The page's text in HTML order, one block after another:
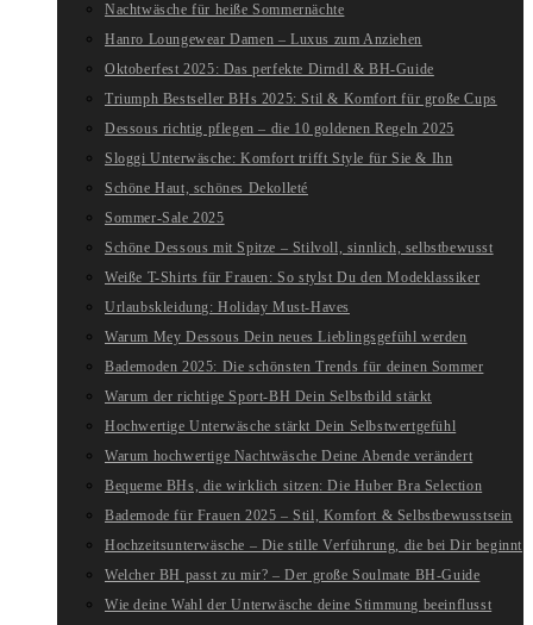
Nachtwäsche für heiße Sommernächte
Hanro Loungewear Damen – Luxus zum Anziehen
Oktoberfest 2025: Das perfekte Dirndl & BH-Guide
Triumph Bestseller BHs 2025: Stil & Komfort für große Cups
Dessous richtig pflegen – die 10 goldenen Regeln 2025
Sloggi Unterwäsche: Komfort trifft Style für Sie & Ihn
Schöne Haut, schönes Dekolleté
Sommer-Sale 2025
Schöne Dessous mit Spitze – Stilvoll, sinnlich, selbstbewusst
Weiße T-Shirts für Frauen: So stylst Du den Modeklassiker
Urlaubskleidung: Holiday Must-Haves
Warum Mey Dessous Dein neues Lieblingsgefühl werden
Bademoden 2025: Die schönsten Trends für deinen Sommer
Warum der richtige Sport-BH Dein Selbstbild stärkt
Hochwertige Unterwäsche stärkt Dein Selbstwertgefühl
Warum hochwertige Nachtwäsche Deine Abende verändert
Bequeme BHs, die wirklich sitzen: Die Huber Bra Selection
Bademode für Frauen 2025 – Stil, Komfort & Selbstbewusstsein
Hochzeitsunterwäsche – Die stille Verführung, die bei Dir beginnt
Welcher BH passt zu mir? – Der große Soulmate BH-Guide
Wie deine Wahl der Unterwäsche deine Stimmung beeinflusst